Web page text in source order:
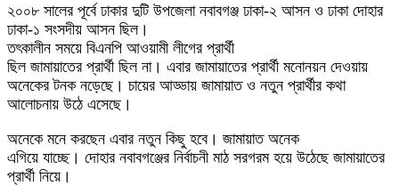
২০০৮ সালের পূর্বে ঢাকার দুটি উপজেলা নবাবগঞ্জ ঢাকা-২ আসন ও ঢাকা দোহার
ঢাকা-১ সংসদীয় আসন ছিল।
তৎকালীন সময়ে বিএনপি আওয়ামী লীগের প্রার্থী
ছিল জামায়াতের প্রার্থী ছিল না। এবার জামায়াতের প্রার্থী মনোনয়ন দেওয়ায়
অনেকের টনক নড়েছে। চায়ের আড্ডায় জামায়াত ও নতুন প্রার্থীর কথা
আলোচনায় উঠে এসেছে।
অনেকে মনে করছেন এবার নতুন কিছু হবে। জামায়াত অনেক
এগিয়ে যাচ্ছে। দোহার নবাবগঞ্জের নির্বাচনী মাঠ সরগরম হয়ে উঠেছে জামায়াতের
প্রার্থী নিয়ে।